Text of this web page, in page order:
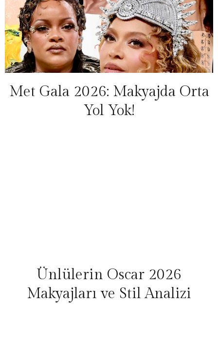
Met Gala 2026: Makyajda Orta
Yol Yok!
Ünlülerin Oscar 2026
Makyajları ve Stil Analizi